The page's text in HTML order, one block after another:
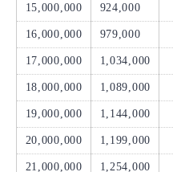
15,000,000 924,000
16,000,000 979,000
17,000,000 1,034,000
18,000,000 1,089,000
19,000,000 1,144,000
20,000,000 1,199,000
21,000,000 1,254,000